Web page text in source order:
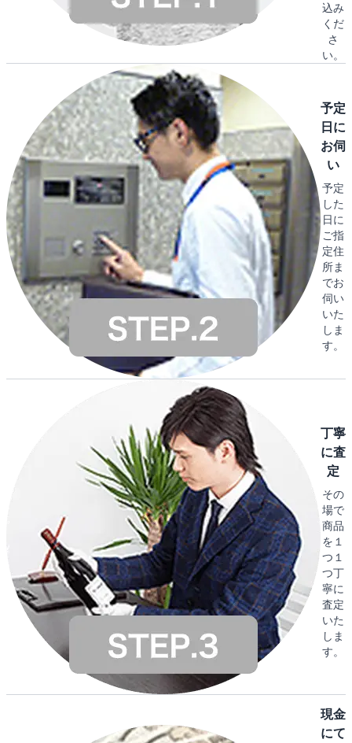
込み
くだ
さ
い。
予定
日に
お伺
い
予定
した
日に
ご指
定住
所ま
でお
伺い
いた
しま
す。
丁寧
に査
定
その
場で
商品
を１
つ１
つ丁
寧に
査定
いた
しま
す。
現金
にて